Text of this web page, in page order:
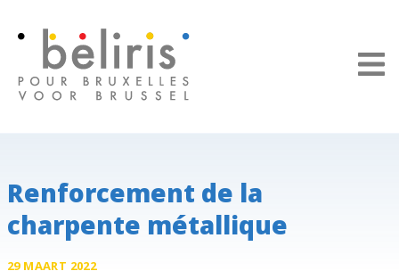
Renforcement de la
charpente métallique
29 MAART 2022